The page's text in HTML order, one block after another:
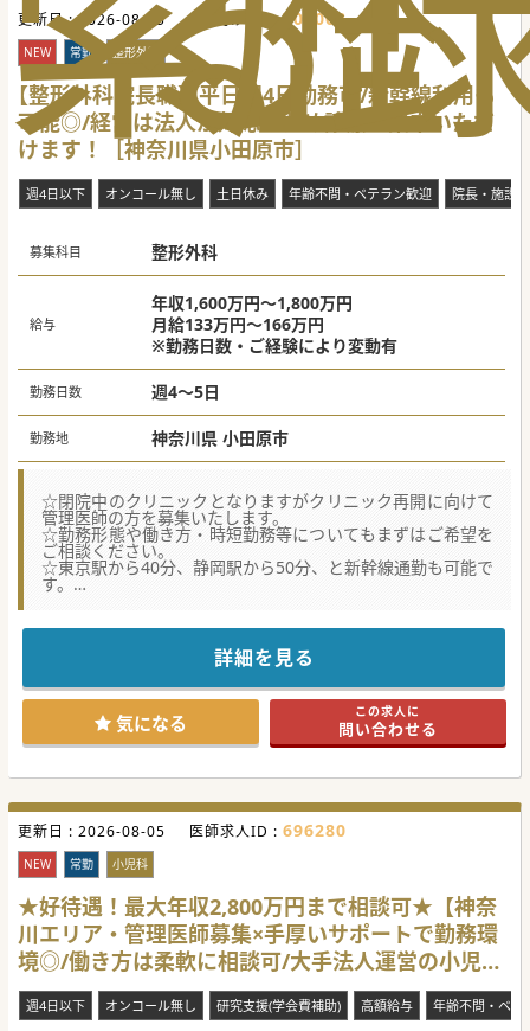
護師やドライバーが同行するため移動中の負担も最小限に抑
えられます。
■内科全般の対応から膀胱留置カテーテルや胃瘻の管理ま
で、地域に根差した幅広い医療提供と適切な健康管理を担っ
て頂きます。
■オンコールの一次受けは看護師が行う体制が整っており、
夜間や休日の往診は当直医への依頼も可能なため負担が軽減
されます。
■管理施設への訪問が全体の約9割を占めているため、効率
的なスケジュール管理に基づいた安定的な診療継続が可能と
もスムーズな情報共有や事務作業が行えるIT環境を完備して
います。
な採用を行っており、ベテランから若手まで幅広く歓迎する
方針です。
更新日 :2026-08-05 医師求人ID :709008
NEW 常勤 整形外科
【整形外科院長職】平日週4日勤務可/新幹線利用も
可能◎/経営は法人が対応のため診療に集中いただ
けます！［神奈川県小田原市］
週4日以下 オンコール無し 土日休み 年齢不問・ベテラン歓迎 院長・施設
募集科目 整形外科
給与
年収1,600万円～1,800万円
月給133万円～166万円
※勤務日数・ご経験により変動有
勤務日数 週4～5日
勤務地 神奈川県 小田原市
☆閉院中のクリニックとなりますがクリニック再開に向けて
管理医師の方を募集いたします。
☆勤務形態や働き方・時短勤務等についてもまずはご希望を
ご相談ください。
☆東京駅から40分、静岡駅から50分、と新幹線通勤も可能で
す。
神奈川県西部に複数の眼科や整形外科クリニックを展開して
一度閉院となったクリニック様ですが再開に向けて管理医師
を募集しております。
院長先生として、公私のバランスのとれる働き方が実現でき
る環境でございます。
最寄駅からも徒歩圏内立地でございます。お気兼ねなくお問
い合わせください。
#秋入職可
詳細を見る
気になる この求人に
問い合わせる
更新日 : 2026-08-05 医師求人ID : 696280
NEW 常勤 小児科
★好待遇！最大年収2,800万円まで相談可★【神奈
川エリア・管理医師募集×手厚いサポートで勤務環
境◎/働き方は柔軟に相談可/大手法人運営の小児科
クリニック
週4日以下 オンコール無し 研究支援(学会費補助) 高額給与 年齢不問・ベテ